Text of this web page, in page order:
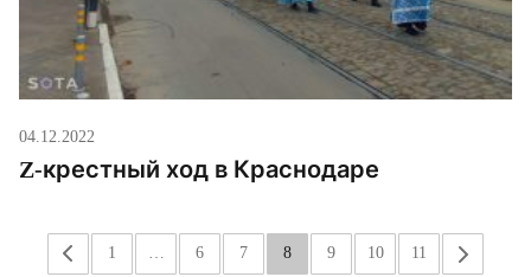
04.12.2022
Z-крестный ход в Краснодаре
« 1 6 7 8 9 10 11 »